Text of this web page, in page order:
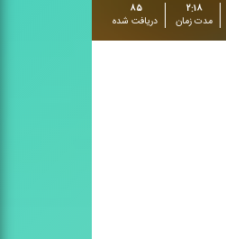
۲:۱۸
مدت زمان
۸۵
دریافت شده